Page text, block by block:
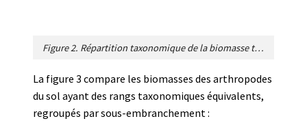
Figure 2. Répartition taxonomique de la biomasse totale des arthropodes du sol. (A) Répartition de la biomasse entre les différents groupes taxonomiques d’arthropodes du sol (voir [9]. (B) Comparaison entre la biomasse des différents sous-embranchements d’arthropodes du sol. [Source © Rosenberg et al., ref. 9,
La figure 3 compare les biomasses des arthropodes
du sol ayant des rangs taxonomiques équivalents,
regroupés par sous-embranchement :